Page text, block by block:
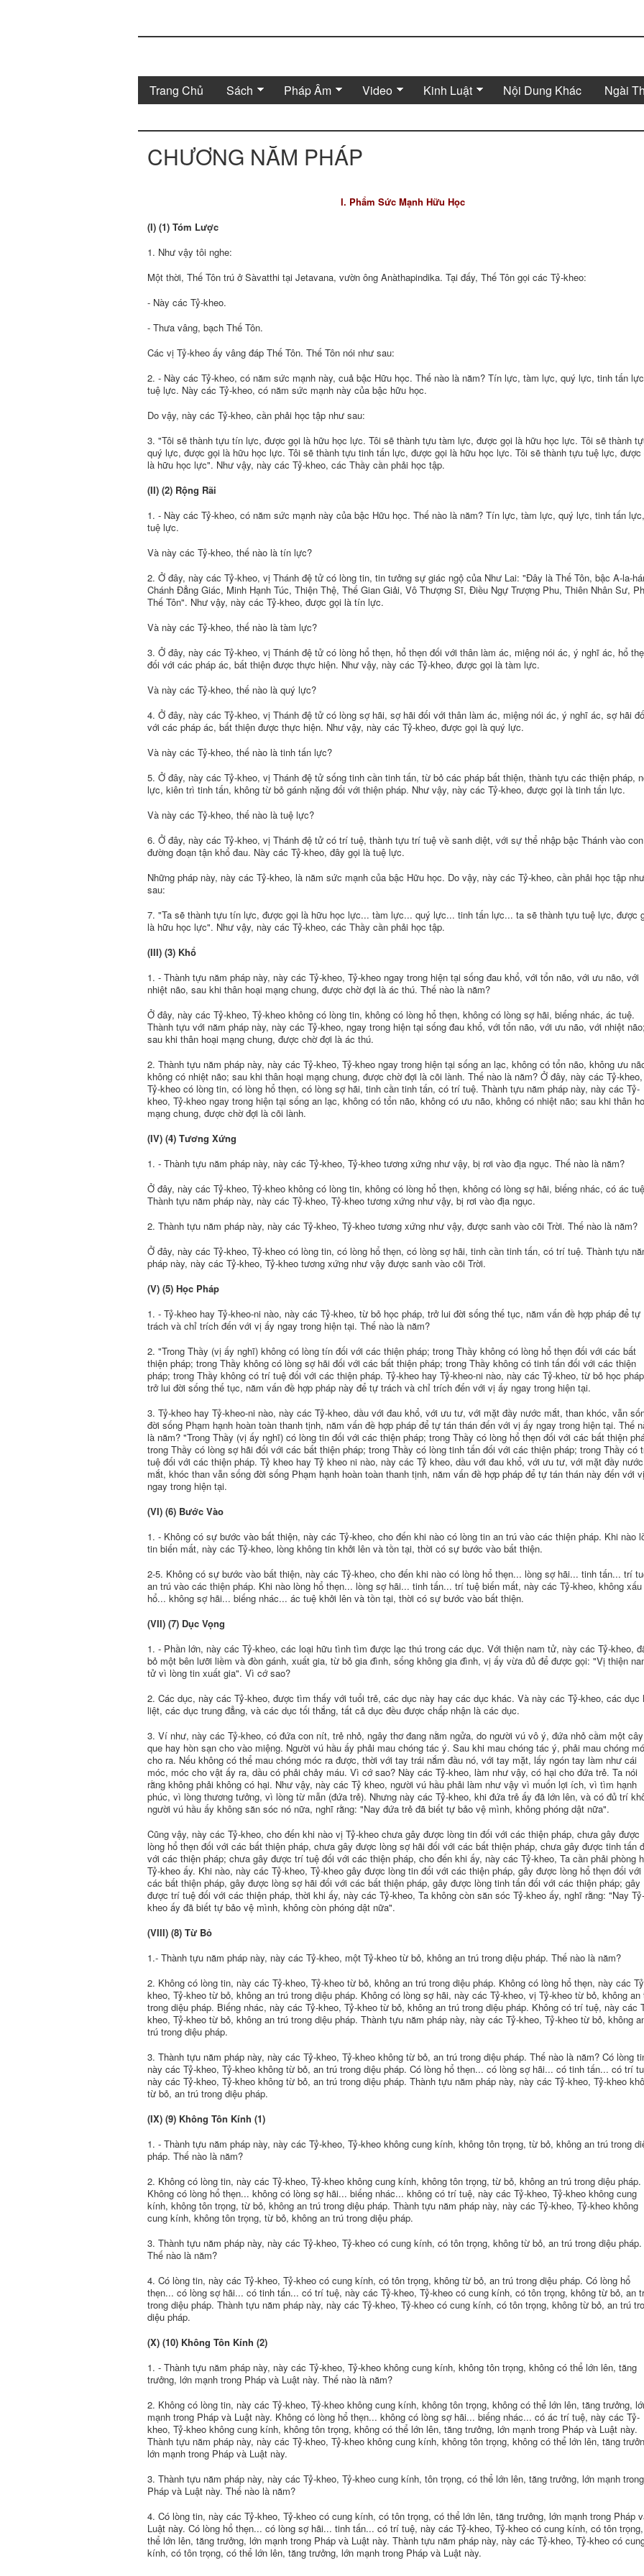
Trang Chủ Sách Pháp Âm Video Kinh Luật Nội Dung Khác Ngài
CHƯƠNG NĂM PHÁP
I. Phẩm Sức Mạnh Hữu Học
(I) (1) Tóm Lược
1. Như vậy tôi nghe:
Một thời, Thế Tôn trú ở Sàvatthi tại Jetavana, vườn ông Anàthapindika. Tại đấy, Thế Tôn gọi các Tỷ-kheo:
- Này các Tỷ-kheo.
- Thưa vâng, bạch Thế Tôn.
Các vị Tỷ-kheo ấy vâng đáp Thế Tôn. Thế Tôn nói như sau:
2. - Này các Tỷ-kheo, có năm sức mạnh này, cuả bậc Hữu học. Thế nào là năm? Tín lực, tàm lực, quý lực, tinh tấn
tuệ lực. Này các Tỷ-kheo, có năm sức mạnh này của bậc hữu học.
Do vậy, này các Tỷ-kheo, cần phải học tập như sau:
3. "Tôi sẽ thành tựu tín lực, được gọi là hữu học lực. Tôi sẽ thành tựu tàm lực, được gọi là hữu học lực. Tôi sẽ thành
quý lực, được gọi là hữu học lực. Tôi sẽ thành tựu tinh tấn lực, được gọi là hữu học lực. Tôi sẽ thành tựu tuệ lực, được
là hữu học lực". Như vậy, này các Tỷ-kheo, các Thầy cần phải học tập.
(II) (2) Rộng Rãi
1. - Này các Tỷ-kheo, có năm sức mạnh này của bậc Hữu học. Thế nào là năm? Tín lực, tàm lực, quý lực, tinh tấn lực,
tuệ lực.
Và này các Tỷ-kheo, thế nào là tín lực?
2. Ở đây, này các Tỷ-kheo, vị Thánh đệ tử có lòng tin, tin tưởng sự giác ngộ của Như Lai: "Ðây là Thế Tôn, bậc A-la-
Chánh Ðẳng Giác, Minh Hạnh Túc, Thiện Thệ, Thế Gian Giải, Vô Thượng Sĩ, Ðiều Ngự Trượng Phu, Thiên Nhân Sư,
Thế Tôn". Như vậy, này các Tỷ-kheo, được gọi là tín lực.
Và này các Tỷ-kheo, thế nào là tàm lực?
3. Ở đây, này các Tỷ-kheo, vị Thánh đệ tử có lòng hổ thẹn, hổ thẹn đối với thân làm ác, miệng nói ác, ý nghĩ ác, hổ
đối với các pháp ác, bất thiện được thực hiện. Như vậy, này các Tỷ-kheo, được gọi là tàm lực.
Và này các Tỷ-kheo, thế nào là quý lực?
4. Ở đây, này các Tỷ-kheo, vị Thánh đệ tử có lòng sợ hãi, sợ hãi đối với thân làm ác, miệng nói ác, ý nghĩ ác, sợ hãi
với các pháp ác, bất thiện được thực hiện. Như vậy, này các Tỷ-kheo, được gọi là quý lực.
Và này các Tỷ-kheo, thế nào là tinh tấn lực?
5. Ở đây, này các Tỷ-kheo, vị Thánh đệ tử sống tinh cần tinh tấn, từ bỏ các pháp bất thiện, thành tựu các thiện pháp,
lực, kiên trì tinh tấn, không từ bỏ gánh nặng đối với thiện pháp. Như vậy, này các Tỷ-kheo, được gọi là tinh tấn lực.
Và này các Tỷ-kheo, thế nào là tuệ lực?
6. Ở đây, này các Tỷ-kheo, vị Thánh đệ tử có trí tuệ, thành tựu trí tuệ về sanh diệt, với sự thể nhập bậc Thánh vào con
đường đoạn tận khổ đau. Này các Tỷ-kheo, đây gọi là tuệ lực.
Những pháp này, này các Tỷ-kheo, là năm sức mạnh của bậc Hữu học. Do vậy, này các Tỷ-kheo, cần phải học tập như
sau:
7. "Ta sẽ thành tựu tín lực, được gọi là hữu học lực... tàm lực... quý lực... tinh tấn lực... ta sẽ thành tựu tuệ lực, được
là hữu học lực". Như vậy, này các Tỷ-kheo, các Thầy cần phải học tập.
(III) (3) Khổ
1. - Thành tựu năm pháp này, này các Tỷ-kheo, Tỷ-kheo ngay trong hiện tại sống đau khổ, với tổn não, với ưu não, với
nhiệt não, sau khi thân hoại mạng chung, được chờ đợi là ác thú. Thế nào là năm?
Ở đây, này các Tỷ-kheo, Tỷ-kheo không có lòng tin, không có lòng hổ thẹn, không có lòng sợ hãi, biếng nhác, ác tuệ.
Thành tựu với năm pháp này, này các Tỷ-kheo, ngay trong hiện tại sống đau khổ, với tổn não, với ưu não, với nhiệt não;
sau khi thân hoại mạng chung, được chờ đợi là ác thú.
2. Thành tựu năm pháp này, này các Tỷ-kheo, Tỷ-kheo ngay trong hiện tại sống an lạc, không có tổn não, không ưu
không có nhiệt não; sau khi thân hoại mạng chung, được chờ đợi là cõi lành. Thế nào là năm? Ở đây, này các Tỷ-kheo,
Tỷ-kheo có lòng tin, có lòng hổ thẹn, có lòng sợ hãi, tinh cần tinh tấn, có trí tuệ. Thành tựu năm pháp này, này các Tỷ-
kheo, Tỷ-kheo ngay trong hiện tại sống an lạc, không có tổn não, không có ưu não, không có nhiệt não; sau khi thân
mạng chung, được chờ đợi là cõi lành.
(IV) (4) Tương Xứng
1. - Thành tựu năm pháp này, này các Tỷ-kheo, Tỷ-kheo tương xứng như vậy, bị rơi vào địa ngục. Thế nào là năm?
Ở đây, này các Tỷ-kheo, Tỷ-kheo không có lòng tin, không có lòng hổ thẹn, không có lòng sợ hãi, biếng nhác, có ác
Thành tựu năm pháp này, này các Tỷ-kheo, Tỷ-kheo tương xứng như vậy, bị rơi vào địa ngục.
2. Thành tựu năm pháp này, này các Tỷ-kheo, Tỷ-kheo tương xứng như vậy, được sanh vào cõi Trời. Thế nào là năm?
Ở đây, này các Tỷ-kheo, Tỷ-kheo có lòng tin, có lòng hổ thẹn, có lòng sợ hãi, tinh cần tinh tấn, có trí tuệ. Thành tựu
pháp này, này các Tỷ-kheo, Tỷ-kheo tương xứng như vậy được sanh vào cõi Trời.
(V) (5) Học Pháp
1. - Tỷ-kheo hay Tỷ-kheo-ni nào, này các Tỷ-kheo, từ bỏ học pháp, trở lui đời sống thế tục, năm vấn đề hợp pháp để tự
trách và chỉ trích đến với vị ấy ngay trong hiện tại. Thế nào là năm?
2. "Trong Thầy (vị ấy nghĩ) không có lòng tín đối với các thiện pháp; trong Thầy không có lòng hổ thẹn đối với các bất
thiện pháp; trong Thầy không có lòng sợ hãi đối với các bất thiện pháp; trong Thầy không có tinh tấn đối với các thiện
pháp; trong Thầy không có trí tuệ đối với các thiện pháp. Tỷ-kheo hay Tỷ-kheo-ni nào, này các Tỷ-kheo, từ bỏ học
trở lui đời sống thế tục, năm vấn đề hợp pháp này để tự trách và chỉ trích đến với vị ấy ngay trong hiện tại.
3. Tỷ-kheo hay Tỷ-kheo-ni nào, này các Tỷ-kheo, dầu với đau khổ, với ưu tư, với mặt đầy nước mắt, than khóc, vẫn
đời sống Phạm hạnh hoàn toàn thanh tịnh, năm vấn đề hợp pháp để tự tán thán đến với vị ấy ngay trong hiện tại. Thế
là năm? "Trong Thầy (vị ấy nghĩ) có lòng tin đối với các thiện pháp; trong Thầy có lòng hổ thẹn đối với các bất thiện
trong Thầy có lòng sợ hãi đối với các bất thiện pháp; trong Thầy có lòng tinh tấn đối với các thiện pháp; trong Thầy có
tuệ đối với các thiện pháp. Tỷ kheo hay Tỷ kheo ni nào, này các Tỷ kheo, dầu với đau khổ, với ưu tư, với mặt đầy nước
mắt, khóc than vẫn sống đời sống Phạm hạnh hoàn toàn thanh tịnh, năm vấn đề hợp pháp để tự tán thán này đến với
ngay trong hiện tại.
(VI) (6) Bước Vào
1. - Không có sự bước vào bất thiện, này các Tỷ-kheo, cho đến khi nào có lòng tin an trú vào các thiện pháp. Khi nào
tin biến mất, này các Tỷ-kheo, lòng không tin khởi lên và tồn tại, thời có sự bước vào bất thiện.
2-5. Không có sự bước vào bất thiện, này các Tỷ-kheo, cho đến khi nào có lòng hổ thẹn... lòng sợ hãi... tinh tấn... trí
an trú vào các thiện pháp. Khi nào lòng hổ thẹn... lòng sợ hãi... tinh tấn... trí tuệ biến mất, này các Tỷ-kheo, không xấu
hổ... không sợ hãi... biếng nhác... ác tuệ khởi lên và tồn tại, thời có sự bước vào bất thiện.
(VII) (7) Dục Vọng
1. - Phần lớn, này các Tỷ-kheo, các loại hữu tình tìm được lạc thú trong các dục. Với thiện nam tử, này các Tỷ-kheo,
bỏ một bên lưỡi liềm và đòn gánh, xuất gia, từ bỏ gia đình, sống không gia đình, vị ấy vừa đủ để được gọi: "Vị thiện
tử vì lòng tin xuất gia". Vì cớ sao?
2. Các dục, này các Tỷ-kheo, được tìm thấy với tuổi trẻ, các dục này hay các dục khác. Và này các Tỷ-kheo, các dục
liệt, các dục trung đẳng, và các dục tối thắng, tất cả dục đều được chấp nhận là các dục.
3. Ví như, này các Tỷ-kheo, có đứa con nít, trẻ nhỏ, ngây thơ đang nằm ngửa, do người vú vô ý, đứa nhỏ cầm một cây
que hay hòn sạn cho vào miệng. Người vú hầu ấy phải mau chóng tác ý. Sau khi mau chóng tác ý, phải mau chóng
cho ra. Nếu không có thể mau chóng móc ra được, thời với tay trái nắm đầu nó, với tay mặt, lấy ngón tay làm như cái
móc, móc cho vật ấy ra, dầu có phải chảy máu. Vì cớ sao? Này các Tỷ-kheo, làm như vậy, có hại cho đứa trẻ. Ta nói
rằng không phải không có hại. Như vậy, này các Tỷ kheo, người vú hầu phải làm như vậy vì muốn lợi ích, vì tìm hạnh
phúc, vì lòng thương tưởng, vì lòng từ mẫn (đứa trẻ). Nhưng này các Tỷ-kheo, khi đứa trẻ ấy đã lớn lên, và có đủ trí
người vú hầu ấy không săn sóc nó nữa, nghĩ rằng: "Nay đứa trẻ đã biết tự bảo vệ mình, không phóng dật nữa".
Cũng vậy, này các Tỷ-kheo, cho đến khi nào vị Tỷ-kheo chưa gây được lòng tin đối với các thiện pháp, chưa gây được
lòng hổ thẹn đối với các bất thiện pháp, chưa gây được lòng sợ hãi đối với các bất thiện pháp, chưa gây được tinh tấn
với các thiện pháp; chưa gây được trí tuệ đối với các thiện pháp, cho đến khi ấy, này các Tỷ-kheo, Ta cần phải phòng
Tỷ-kheo ấy. Khi nào, này các Tỷ-kheo, Tỷ-kheo gây được lòng tin đối với các thiện pháp, gây được lòng hổ thẹn đối với
các bất thiện pháp, gây được lòng sợ hãi đối với các bất thiện pháp, gây được lòng tinh tấn đối với các thiện pháp; gây
được trí tuệ đối với các thiện pháp, thời khi ấy, này các Tỷ-kheo, Ta không còn săn sóc Tỷ-kheo ấy, nghĩ rằng: "Nay Tỷ-
kheo ấy đã biết tự bảo vệ mình, không còn phóng dật nữa".
(VIII) (8) Từ Bỏ
1.- Thành tựu năm pháp này, này các Tỷ-kheo, một Tỷ-kheo từ bỏ, không an trú trong diệu pháp. Thế nào là năm?
2. Không có lòng tin, này các Tỷ-kheo, Tỷ-kheo từ bỏ, không an trú trong diệu pháp. Không có lòng hổ thẹn, này các
kheo, Tỷ-kheo từ bỏ, không an trú trong diệu pháp. Không có lòng sợ hãi, này các Tỷ-kheo, vị Tỷ-kheo từ bỏ, không an
trong diệu pháp. Biếng nhác, này các Tỷ-kheo, Tỷ-kheo từ bỏ, không an trú trong diệu pháp. Không có trí tuệ, này các
kheo, Tỷ-kheo từ bỏ, không an trú trong diệu pháp. Thành tựu năm pháp này, này các Tỷ-kheo, Tỷ-kheo từ bỏ, không
trú trong diệu pháp.
3. Thành tựu năm pháp này, này các Tỷ-kheo, Tỷ-kheo không từ bỏ, an trú trong diệu pháp. Thế nào là năm? Có lòng
này các Tỷ-kheo, Tỷ-kheo không từ bỏ, an trú trong diệu pháp. Có lòng hổ thẹn... có lòng sợ hãi... có tinh tấn... có trí
này các Tỷ-kheo, Tỷ-kheo không từ bỏ, an trú trong diệu pháp. Thành tựu năm pháp này, này các Tỷ-kheo, Tỷ-kheo
từ bỏ, an trú trong diệu pháp.
(IX) (9) Không Tôn Kính (1)
1. - Thành tựu năm pháp này, này các Tỷ-kheo, Tỷ-kheo không cung kính, không tôn trọng, từ bỏ, không an trú trong
pháp. Thế nào là năm?
2. Không có lòng tin, này các Tỷ-kheo, Tỷ-kheo không cung kính, không tôn trọng, từ bỏ, không an trú trong diệu pháp.
Không có lòng hổ thẹn... không có lòng sợ hãi... biếng nhác... không có trí tuệ, này các Tỷ-kheo, Tỷ-kheo không cung
kính, không tôn trọng, từ bỏ, không an trú trong diệu pháp. Thành tựu năm pháp này, này các Tỷ-kheo, Tỷ-kheo không
cung kính, không tôn trọng, từ bỏ, không an trú trong diệu pháp.
3. Thành tựu năm pháp này, này các Tỷ-kheo, Tỷ-kheo có cung kính, có tôn trọng, không từ bỏ, an trú trong diệu pháp.
Thế nào là năm?
4. Có lòng tin, này các Tỷ-kheo, Tỷ-kheo có cung kính, có tôn trọng, không từ bỏ, an trú trong diệu pháp. Có lòng hổ
thẹn... có lòng sợ hãi... có tinh tấn... có trí tuệ, này các Tỷ-kheo, Tỷ-kheo có cung kính, có tôn trọng, không từ bỏ, an
trong diệu pháp. Thành tựu năm pháp này, này các Tỷ-kheo, Tỷ-kheo có cung kính, có tôn trọng, không từ bỏ, an trú
diệu pháp.
(X) (10) Không Tôn Kính (2)
1. - Thành tựu năm pháp này, này các Tỷ-kheo, Tỷ-kheo không cung kính, không tôn trọng, không có thể lớn lên, tăng
trưởng, lớn mạnh trong Pháp và Luật này. Thế nào là năm?
2. Không có lòng tin, này các Tỷ-kheo, Tỷ-kheo không cung kính, không tôn trọng, không có thể lớn lên, tăng trưởng,
mạnh trong Pháp và Luật này. Không có lòng hổ thẹn... không có lòng sợ hãi... biếng nhác... có ác trí tuệ, này các Tỷ-
kheo, Tỷ-kheo không cung kính, không tôn trọng, không có thể lớn lên, tăng trưởng, lớn mạnh trong Pháp và Luật này.
Thành tựu năm pháp này, này các Tỷ-kheo, Tỷ-kheo không cung kính, không tôn trọng, không có thể lớn lên, tăng
lớn mạnh trong Pháp và Luật này.
3. Thành tựu năm pháp này, này các Tỷ-kheo, Tỷ-kheo cung kính, tôn trọng, có thể lớn lên, tăng trưởng, lớn mạnh trong
Pháp và Luật này. Thế nào là năm?
4. Có lòng tin, này các Tỷ-kheo, Tỷ-kheo có cung kính, có tôn trọng, có thể lớn lên, tăng trưởng, lớn mạnh trong Pháp
Luật này. Có lòng hổ thẹn... có lòng sợ hãi... tinh tấn... có trí tuệ, này các Tỷ-kheo, Tỷ-kheo có cung kính, có tôn
thể lớn lên, tăng trưởng, lớn mạnh trong Pháp và Luật này. Thành tựu năm pháp này, này các Tỷ-kheo, Tỷ-kheo có
kính, có tôn trọng, có thể lớn lên, tăng trưởng, lớn mạnh trong Pháp và Luật này.